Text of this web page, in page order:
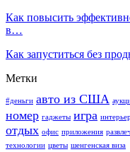
Как повысить
в…
Как запуститься без
Метки
#деньги авто из США
номер гаджеты игра интерьер
отдых офис приложения
технологии цветы шенгенская виза